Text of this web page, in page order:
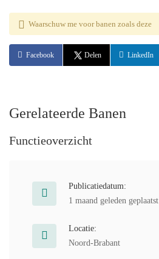
Waarschuw me voor banen zoals deze
Facebook Delen LinkedIn
Gerelateerde Banen
Functieoverzicht
Publicatiedatum:
1 maand geleden geplaatst
Locatie:
Noord-Brabant